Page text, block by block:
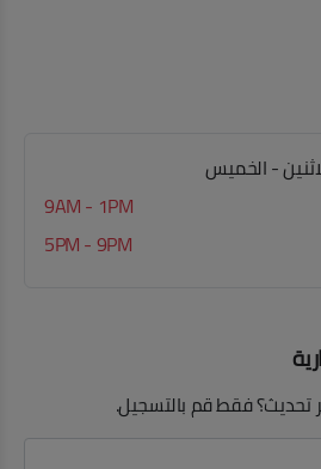
- الخميس
9AM - 1PM
5PM - 9PM
تحديث؟ فقط قم بالتسجيل.